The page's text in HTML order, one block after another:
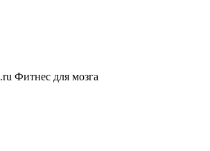
Фитнес для мозга